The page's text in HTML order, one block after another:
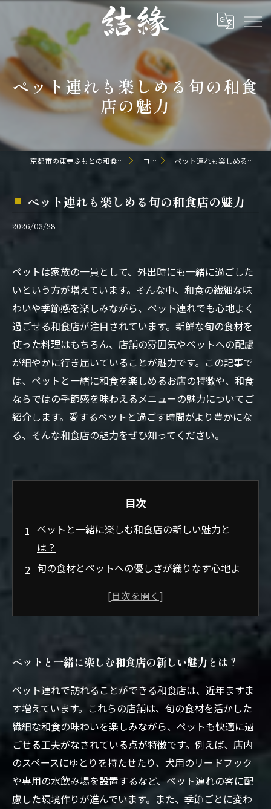
ペット連れも楽しめる旬の和食
店の魅力
京都市の東寺ふもとの和食なら日本料理 結縁 コラム ペット連れも楽しめる旬の和食店の魅力
ペット連れも楽しめる旬の和食店の魅力
2026/03/28
ペットは家族の一員として、外出時にも一緒に過ごした
いという方が増えています。そんな中、和食の繊細な味
わいや季節感を楽しみながら、ペット連れでも心地よく
過ごせる和食店が注目されています。新鮮な旬の食材を
使った料理はもちろん、店舗の雰囲気やペットへの配慮
が細やかに行き届いていることが魅力です。この記事で
は、ペットと一緒に和食を楽しめるお店の特徴や、和食
ならではの季節感を味わえるメニューの魅力についてご
紹介します。愛するペットと過ごす時間がより豊かにな
る、そんな和食店の魅力をぜひ知ってください。
目次
ペットと一緒に楽しむ和食店の新しい魅力と
は？
旬の食材とペットへの優しさが織りなす心地よ
和食店で味わう季節感豊かな料理とペットとの
サービス
愛犬と過ごす和食のひとときがもたらす新たな
喜び
季節を感じる和食店の人気メニュー５選
ペットと一緒に訪れたいおすすめ和食店ガイド
ペットと一緒に楽しむ和食店の新しい魅力とは？
ペット連れで訪れることができる和食店は、近年ますま
す増えています。これらの店舗は、旬の食材を活かした
繊細な和食の味わいを楽しみながら、ペットも快適に過
ごせる工夫がなされている点が特徴です。例えば、店内
のスペースにゆとりを持たせたり、犬用のリードフック
や専用の水飲み場を設置するなど、ペット連れの客に配
慮した環境作りが進んでいます。また、季節ごとに変わ